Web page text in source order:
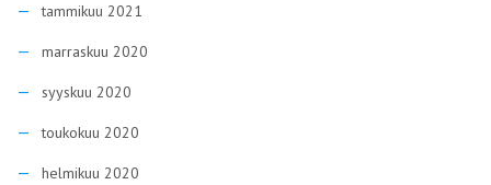
tammikuu 2021
marraskuu 2020
syyskuu 2020
toukokuu 2020
helmikuu 2020